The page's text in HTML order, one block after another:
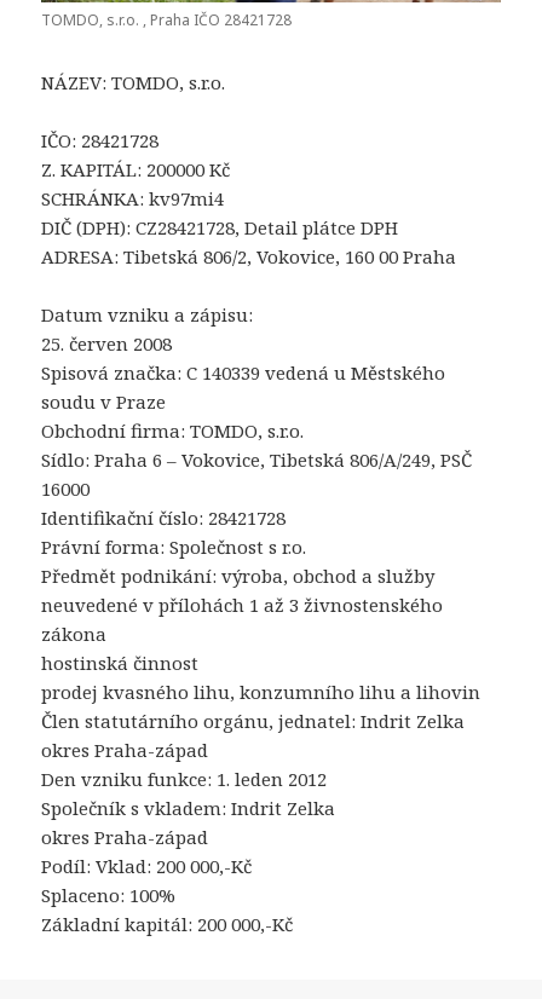
TOMDO, s.r.o. , Praha IČO 28421728
NÁZEV: TOMDO, s.r.o.
IČO: 28421728
Z. KAPITÁL: 200000 Kč
SCHRÁNKA: kv97mi4
DIČ (DPH): CZ28421728, Detail plátce DPH
ADRESA: Tibetská 806/2, Vokovice, 160 00 Praha
Datum vzniku a zápisu:
25. červen 2008
Spisová značka: C 140339 vedená u Městského
soudu v Praze
Obchodní firma: TOMDO, s.r.o.
Sídlo: Praha 6 – Vokovice, Tibetská 806/A/249, PSČ
16000
Identifikační číslo: 28421728
Právní forma: Společnost s r.o.
Předmět podnikání: výroba, obchod a služby
neuvedené v přílohách 1 až 3 živnostenského
zákona
hostinská činnost
prodej kvasného lihu, konzumního lihu a lihovin
Člen statutárního orgánu, jednatel: Indrit Zelka
okres Praha-západ
Den vzniku funkce: 1. leden 2012
Společník s vkladem: Indrit Zelka
okres Praha-západ
Podíl: Vklad: 200 000,-Kč
Splaceno: 100%
Základní kapitál: 200 000,-Kč